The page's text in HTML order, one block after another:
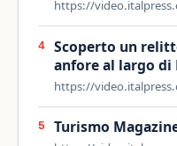
https://
4
Scoperto un
anfore al largo di
https://
5 Turismo